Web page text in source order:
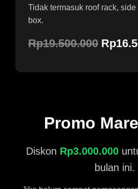
Tidak termasuk roof rack,
box.
Rp19.500.000
Promo
Diskon Rp3.000.000
bulan ini.